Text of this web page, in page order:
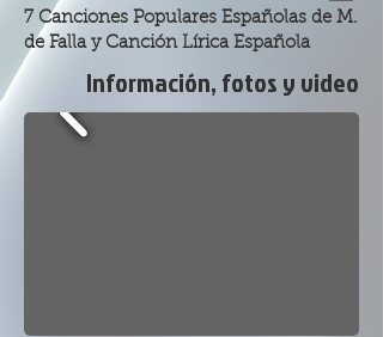
7 Canciones Populares Españolas de M.
de Falla y Canción Lírica Española
Información, fotos y video